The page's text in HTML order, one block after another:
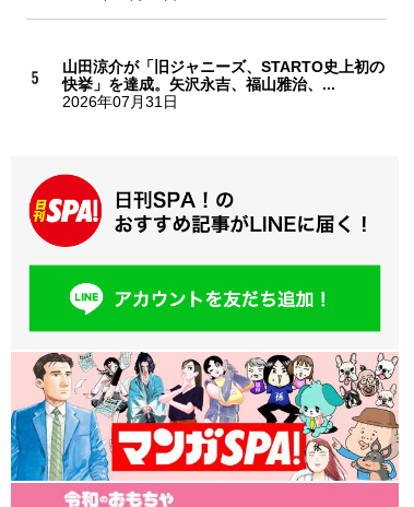
山田涼介が「旧ジャニーズ、STARTO史上初の
快挙」を達成。矢沢永吉、福山雅治、...
2026年07月31日